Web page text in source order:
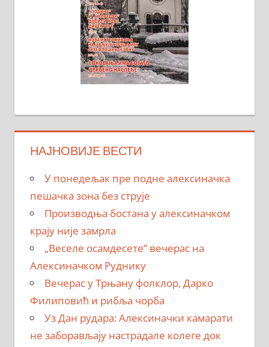
НАЈНОВИЈЕ ВЕСТИ
У понедељак пре подне алексиначка
пешачка зона без струје
Производња бостана у алексиначком
крају није замрла
„Веселе осамдесете” вечерас на
Алексиначком Руднику
Вечерас у Трњану фолклор, Дарко
Филиповић и рибља чорба
Уз Дан рудара: Алексиначки камарати
не заборављају настрадале колеге док